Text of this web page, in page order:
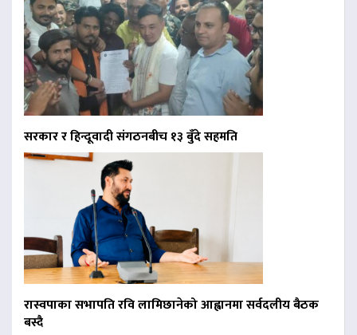
सरकार र हिन्दूवादी संगठनबीच १३ बुँदे सहमति
रास्वपाका सभापति रवि लामिछानेको आह्वानमा सर्वदलीय बैठक
बस्दै